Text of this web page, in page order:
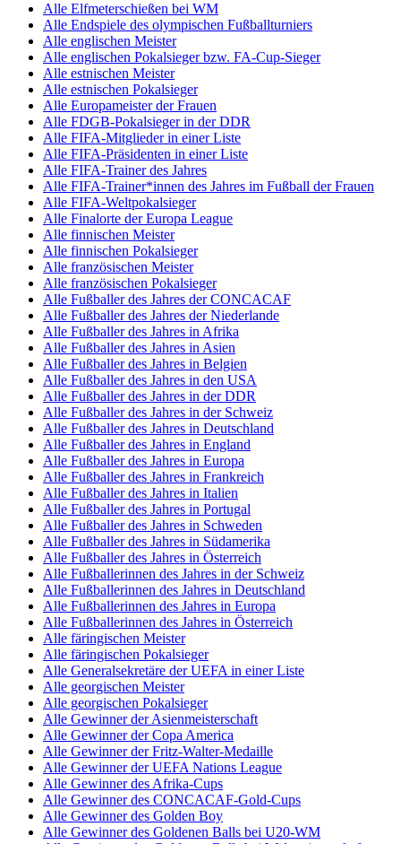
Alle Elfmeterschießen bei WM
Alle Endspiele des olympischen Fußballturniers
Alle englischen Meister
Alle englischen Pokalsieger bzw. FA-Cup-Sieger
Alle estnischen Meister
Alle estnischen Pokalsieger
Alle Europameister der Frauen
Alle FDGB-Pokalsieger in der DDR
Alle FIFA-Mitglieder in einer Liste
Alle FIFA-Präsidenten in einer Liste
Alle FIFA-Trainer des Jahres
Alle FIFA-Trainer*innen des Jahres im Fußball der Frauen
Alle FIFA-Weltpokalsieger
Alle Finalorte der Europa League
Alle finnischen Meister
Alle finnischen Pokalsieger
Alle französischen Meister
Alle französischen Pokalsieger
Alle Fußballer des Jahres der CONCACAF
Alle Fußballer des Jahres der Niederlande
Alle Fußballer des Jahres in Afrika
Alle Fußballer des Jahres in Asien
Alle Fußballer des Jahres in Belgien
Alle Fußballer des Jahres in den USA
Alle Fußballer des Jahres in der DDR
Alle Fußballer des Jahres in der Schweiz
Alle Fußballer des Jahres in Deutschland
Alle Fußballer des Jahres in England
Alle Fußballer des Jahres in Europa
Alle Fußballer des Jahres in Frankreich
Alle Fußballer des Jahres in Italien
Alle Fußballer des Jahres in Portugal
Alle Fußballer des Jahres in Schweden
Alle Fußballer des Jahres in Südamerika
Alle Fußballer des Jahres in Österreich
Alle Fußballerinnen des Jahres in der Schweiz
Alle Fußballerinnen des Jahres in Deutschland
Alle Fußballerinnen des Jahres in Europa
Alle Fußballerinnen des Jahres in Österreich
Alle färingischen Meister
Alle färingischen Pokalsieger
Alle Generalsekretäre der UEFA in einer Liste
Alle georgischen Meister
Alle georgischen Pokalsieger
Alle Gewinner der Asienmeisterschaft
Alle Gewinner der Copa America
Alle Gewinner der Fritz-Walter-Medaille
Alle Gewinner der UEFA Nations League
Alle Gewinner des Afrika-Cups
Alle Gewinner des CONCACAF-Gold-Cups
Alle Gewinner des Golden Boy
Alle Gewinner des Goldenen Balls bei U20-WM